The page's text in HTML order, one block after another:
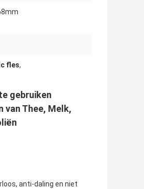
fles,
gebruiken
Thee, Melk,
anti-daling en niet